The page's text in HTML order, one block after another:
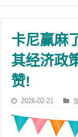
卡尼赢麻
其经济政
赞!
2026-02-21